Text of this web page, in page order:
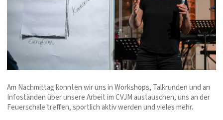
Am Nachmittag konnten wir uns in Workshops, Talkrunden und an
Infoständen über unsere Arbeit im CVJM austauschen, uns an der
Feuerschale treffen, sportlich aktiv werden und vieles mehr.